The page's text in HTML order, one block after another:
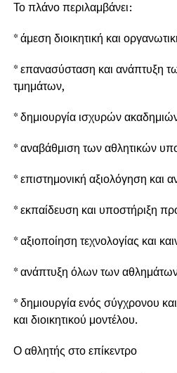
Το πλάνο περιλαμβάνει:
* άμεση διοικητική και
* επανασύσταση και ανάπτυξη
τμημάτων,
* δημιουργία ισχυρών
* αναβάθμιση των αθλητικών
* επιστημονική αξιολόγηση και
* εκπαίδευση και υποστήριξη
* αξιοποίηση τεχνολογίας και
* ανάπτυξη όλων των
* δημιουργία ενός σύγχρονου
και διοικητικού μοντέλου.
Ο αθλητής στο επίκεντρο